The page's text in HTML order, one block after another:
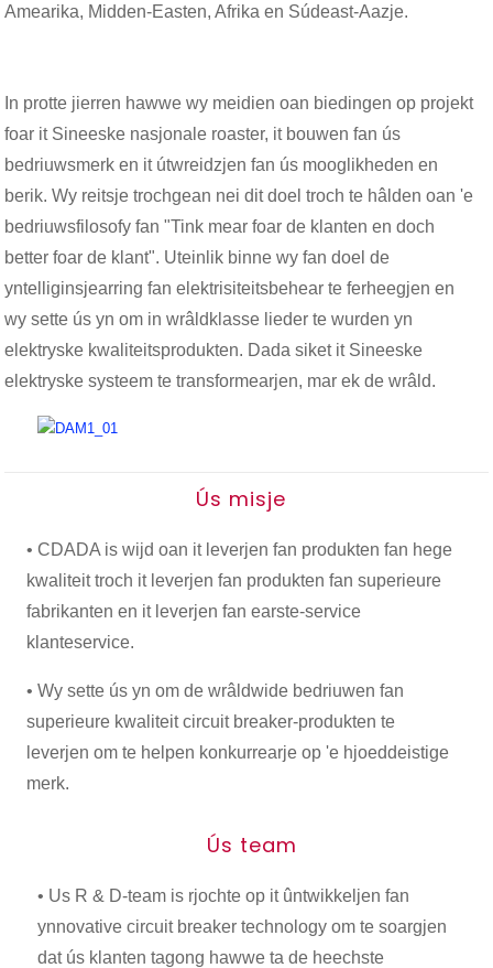
Amearika, Midden-Easten, Afrika en Súdeast-Aazje.
In protte jierren hawwe wy meidien oan biedingen op projekt
foar it Sineeske nasjonale roaster, it bouwen fan ús
bedriuwsmerk en it útwreidzjen fan ús mooglikheden en
berik. Wy reitsje trochgean nei dit doel troch te hâlden oan 'e
bedriuwsfilosofy fan "Tink mear foar de klanten en doch
better foar de klant". Uteinlik binne wy ​​fan doel de
yntelliginsjearring fan elektrisiteitsbehear te ferheegjen en
wy sette ús yn om in wrâldklasse lieder te wurden yn
elektryske kwaliteitsprodukten. Dada siket it Sineeske
elektryske systeem te transformearjen, mar ek de wrâld.
Ús misje
• CDADA is wijd oan it leverjen fan produkten fan hege
kwaliteit troch it leverjen fan produkten fan superieure
fabrikanten en it leverjen fan earste-service
klanteservice.
• Wy sette ús yn om de wrâldwide bedriuwen fan
superieure kwaliteit circuit breaker-produkten te
leverjen om te helpen konkurrearje op 'e hjoeddeistige
merk.
Ús team
• Us R & D-team is rjochte op it ûntwikkeljen fan
ynnovative circuit breaker technology om te soargjen
dat ús klanten tagong hawwe ta de heechste